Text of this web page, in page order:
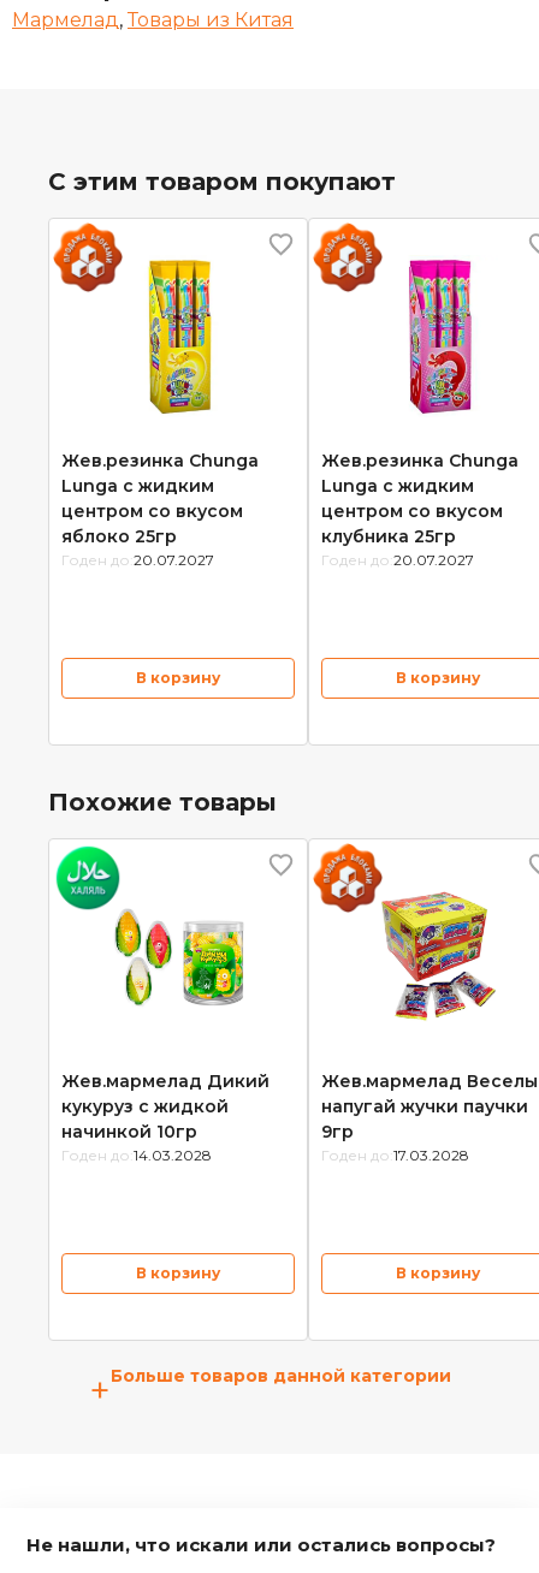
Мармелад,Товары из Китая
С этим товаром покупают
Жев.резинка Chunga
Lunga с жидким
центром со вкусом
яблоко 25гр
Годен до: 20.07.2027
В корзину
Жев.резинка Chunga
Lunga с жидким
центром со вкусом
клубника 25гр
Годен до: 20.07.2027
В корзину
Похожие товары
Жев.мармелад Дикий
кукуруз с жидкой
начинкой 10гр
Годен до: 14.03.2028
В корзину
Жев.мармелад
напугай жучки паучки
9гр
Годен до: 17.03.2028
В корзину
+Больше товаров данной категории
Не нашли, что искали или остались вопросы?